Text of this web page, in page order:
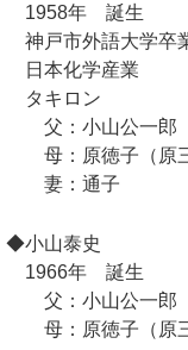
1958年 誕生
神戸市外語大学卒
日本化学産業
タキロン
父：小山公一郎
母：原徳子（原三
妻：通子
◆小山泰史
1966年 誕生
父：小山公一郎
母：原徳子（原三